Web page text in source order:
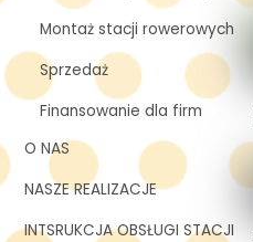
Montaż stacji rowerowych
Sprzedaż
Finansowanie dla firm
O NAS
NASZE REALIZACJE
INTSRUKCJA OBSŁUGI STACJI